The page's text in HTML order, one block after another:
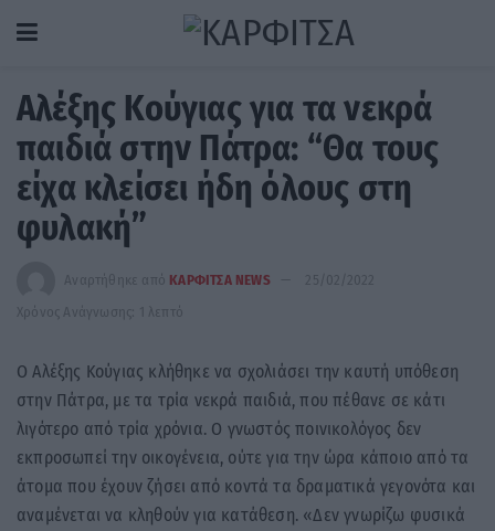
Αλέξης Κούγιας για τα νεκρά
παιδιά στην Πάτρα: “Θα τους
είχα κλείσει ήδη όλους στη
φυλακή”
Αναρτήθηκε από ΚΑΡΦΙΤΣΑ NEWS
25/02/2022
Χρόνος Ανάγνωσης: 1 λεπτό
Ο Αλέξης Κούγιας κλήθηκε να σχολιάσει την καυτή υπόθεση
στην Πάτρα, με τα τρία νεκρά παιδιά, που πέθανε σε κάτι
λιγότερο από τρία χρόνια. Ο γνωστός ποινικολόγος δεν
εκπροσωπεί την οικογένεια, ούτε για την ώρα κάποιο από τα
άτομα που έχουν ζήσει από κοντά τα δραματικά γεγονότα και
αναμένεται να κληθούν για κατάθεση. «Δεν γνωρίζω φυσικά